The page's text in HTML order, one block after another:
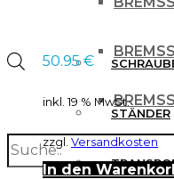
Products
search
STÄNDER
50.95€
inkl. 19 % MwSt.
zzgl. Versandkosten
In den